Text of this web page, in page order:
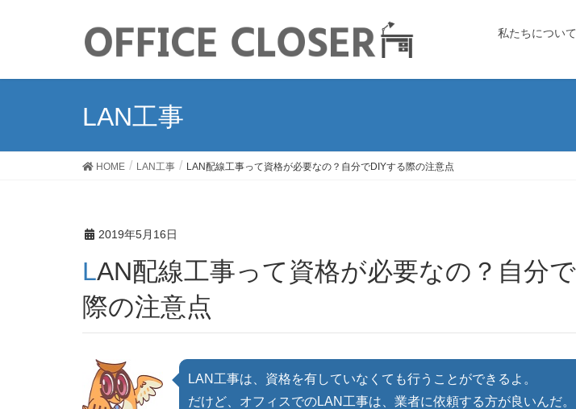
私たちについて
LAN工事
HOME LAN工事 LAN配線工事って資格が必要なの？自分でDIYする際の注意点
2019年5月16日
LAN配線工事って資格が必要なの？自分でDIYする
際の注意点
LAN工事は、資格を有していなくても行うことができるよ。
だけど、オフィスでのLAN工事は、業者に依頼する方が良いんだ。